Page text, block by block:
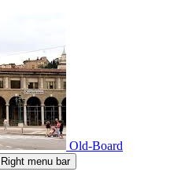
Old-Board
Right menu bar